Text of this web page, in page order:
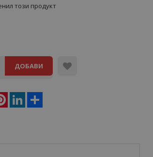
този продукт
ДОБАВИ
PinterestLinkedIn